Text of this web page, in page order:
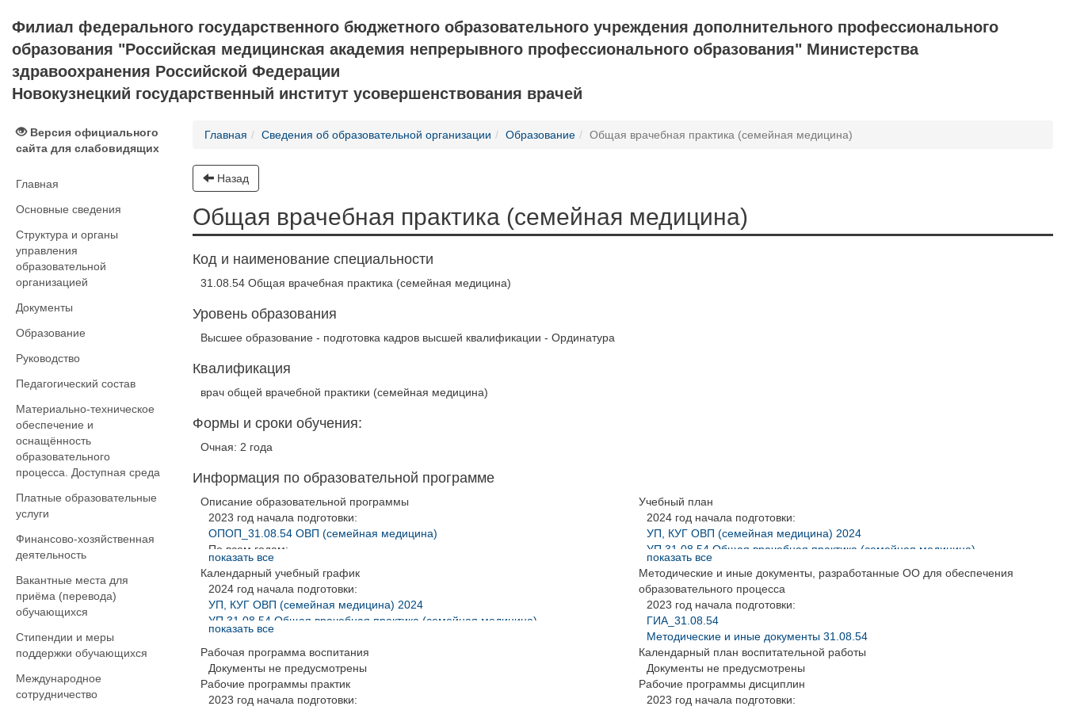
Филиал федерального государственного бюджетного образовательного учреждения дополнительного профессионального
образования "Российская медицинская академия непрерывного профессионального образования" Министерства
здравоохранения Российской Федерации
Новокузнецкий государственный институт усовершенствования врачей
Версия официального
сайта для слабовидящих
Главная
Основные сведения
Структура и органы
управления
образовательной
организацией
Документы
Образование
Руководство
Педагогический состав
Материально-техническое
обеспечение и
оснащённость
образовательного
процесса. Доступная среда
Платные образовательные
услуги
Финансово-хозяйственная
деятельность
Вакантные места для
приёма (перевода)
обучающихся
Стипендии и меры
поддержки обучающихся
Международное
сотрудничество
Главная Сведения об образовательной организации Образование Общая врачебная практика (семейная медицина)
Назад
Общая врачебная практика (семейная медицина)
Код и наименование специальности
31.08.54 Общая врачебная практика (семейная медицина)
Уровень образования
Высшее образование - подготовка кадров высшей квалификации - Ординатура
Квалификация
врач общей врачебной практики (семейная медицина)
Формы и сроки обучения:
Очная: 2 года
Информация по образовательной программе
Описание образовательной программы
2023 год начала подготовки:
ОПОП_31.08.54 ОВП (семейная медицина)
По всем годам:
ОПОП 31.08.54_ОВП (семейная медицина)
показать все
Учебный план
2024 год начала подготовки:
УП, КУГ ОВП (семейная медицина) 2024
УП 31.08.54 Общая врачебная практика (семейная медицина)
2023 год начала подготовки:
УП, КУГ ОВП (семейная медицина) 2024
УП 31.08.54 Общая врачебная практика (семейная медицина)
2022 год начала подготовки:
31.08.54 ОВП_2022_ординатура
показать все
Календарный учебный график
2024 год начала подготовки:
УП, КУГ ОВП (семейная медицина) 2024
УП 31.08.54 Общая врачебная практика (семейная медицина)
2023 год начала подготовки:
УП, КУГ ОВП (семейная медицина) 2024
УП 31.08.54 Общая врачебная практика (семейная медицина)
показать все
Методические и иные документы, разработанные ОО для обеспечения
образовательного процесса
2023 год начала подготовки:
ГИА_31.08.54
Методические и иные документы 31.08.54
Рабочая программа воспитания
Документы не предусмотрены
Календарный план воспитательной работы
Документы не предусмотрены
Рабочие программы практик
2023 год начала подготовки:
Рабочие программы дисциплин
2023 год начала подготовки: